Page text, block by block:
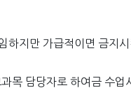
하지만 가급적이면 금지시
목 담당자로 하여금 수업